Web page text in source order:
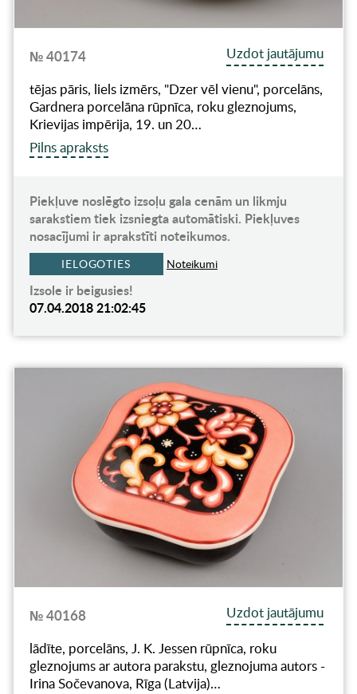
№ 40174
Uzdot jautājumu
tējas pāris, liels izmērs, "Dzer vēl vienu", porcelāns,
Gardnera porcelāna rūpnīca, roku gleznojums,
Krievijas impērija, 19. un 20…
Pilns apraksts
Piekļuve noslēgto izsoļu gala cenām un likmju
sarakstiem tiek izsniegta automātiski. Piekļuves
nosacījumi ir aprakstīti noteikumos.
IELOGOTIES Noteikumi
Izsole ir beigusies!
07.04.2018 21:02:45
№ 40168
Uzdot jautājumu
lādīte, porcelāns, J. K. Jessen rūpnīca, roku
gleznojums ar autora parakstu, gleznojuma autors -
Irina Sočevanova, Rīga (Latvija)…